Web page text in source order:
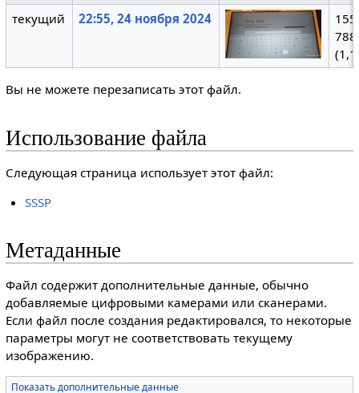
текущий
22:55, 24 ноября 2024
788
Вы не можете перезаписать этот файл.
Использование файла
Следующая страница использует этот файл:
SSSP
Метаданные
Файл содержит дополнительные данные, обычно
добавляемые цифровыми камерами или сканерами.
Если файл после создания редактировался, то некоторые
параметры могут не соответствовать текущему
изображению.
Показать дополнительные данные